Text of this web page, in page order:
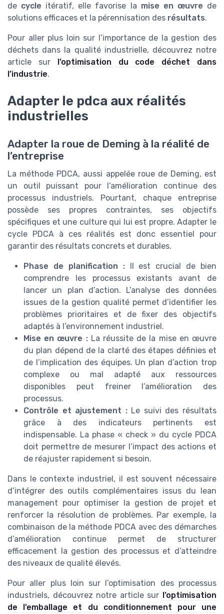
de cycle itératif, elle favorise la mise en œuvre de
solutions efficaces et la pérennisation des résultats.
Pour aller plus loin sur l’importance de la gestion des
déchets dans la qualité industrielle, découvrez notre
article sur l’optimisation du code déchet dans
l’industrie.
Adapter le pdca aux réalités
industrielles
Adapter la roue de Deming à la réalité de
l’entreprise
La méthode PDCA, aussi appelée roue de Deming, est
un outil puissant pour l’amélioration continue des
processus industriels. Pourtant, chaque entreprise
possède ses propres contraintes, ses objectifs
spécifiques et une culture qui lui est propre. Adapter le
cycle PDCA à ces réalités est donc essentiel pour
garantir des résultats concrets et durables.
Phase de planification :Il est crucial de bien
comprendre les processus existants avant de
lancer un plan d’action. L’analyse des données
issues de la gestion qualité permet d’identifier les
problèmes prioritaires et de fixer des objectifs
adaptés à l’environnement industriel.
Mise en œuvre :La réussite de la mise en œuvre
du plan dépend de la clarté des étapes définies et
de l’implication des équipes. Un plan d’action trop
complexe ou mal adapté aux ressources
disponibles peut freiner l’amélioration des
processus.
Contrôle et ajustement :Le suivi des résultats
grâce à des indicateurs pertinents est
indispensable. La phase « check » du cycle PDCA
doit permettre de mesurer l’impact des actions et
de réajuster rapidement si besoin.
Dans le contexte industriel, il est souvent nécessaire
d’intégrer des outils complémentaires issus du lean
management pour optimiser la gestion de projet et
renforcer la résolution de problèmes. Par exemple, la
combinaison de la méthode PDCA avec des démarches
d’amélioration continue permet de structurer
efficacement la gestion des processus et d’atteindre
des niveaux de qualité élevés.
Pour aller plus loin sur l’optimisation des processus
industriels, découvrez notre article sur l’optimisation
de l’emballage et du conditionnement pour une